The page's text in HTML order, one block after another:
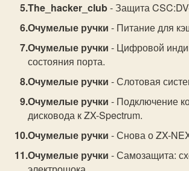
The_hacker_club- Защита
Очумелые ручки - Питание для
Очумелые ручки - Цифровой
состояния порта.
Очумелые ручки - Слотовая
Очумелые ручки - Подключение
дисковода к ZX-Spectrum.
Очумелые ручки - Снова о ZX-
Очумелые ручки - Самозащита: